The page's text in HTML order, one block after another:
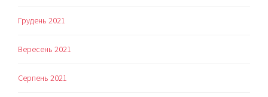
Грудень 2021
Вересень 2021
Серпень 2021